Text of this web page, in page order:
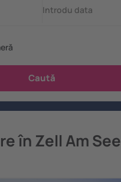
în Zell Am See